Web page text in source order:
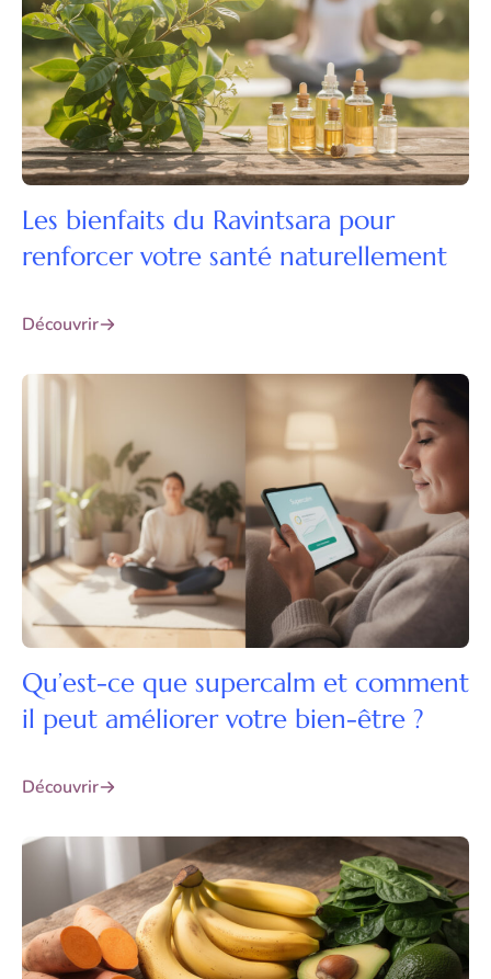
Les bienfaits du Ravintsara pour
renforcer votre santé naturellement
Découvrir
Qu’est-ce que supercalm et comment
il peut améliorer votre bien-être ?
Découvrir